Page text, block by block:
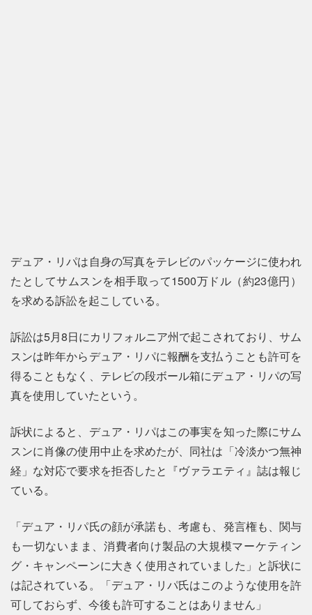
デュア・リパは自身の写真をテレビのパッケージに使われ
たとしてサムスンを相手取って1500万ドル（約23億円）
を求める訴訟を起こしている。
訴訟は5月8日にカリフォルニア州で起こされており、サム
スンは昨年からデュア・リパに報酬を支払うことも許可を
得ることもなく、テレビの段ボール箱にデュア・リパの写
真を使用していたという。
訴状によると、デュア・リパはこの事実を知った際にサム
スンに肖像の使用中止を求めたが、同社は「冷淡かつ無神
経」な対応で要求を拒否したと『ヴァラエティ』誌は報じ
ている。
「デュア・リパ氏の顔が承諾も、考慮も、発言権も、関与
も一切ないまま、消費者向け製品の大規模マーケティン
グ・キャンペーンに大きく使用されていました」と訴状に
は記されている。「デュア・リパ氏はこのような使用を許
可しておらず、今後も許可することはありません」